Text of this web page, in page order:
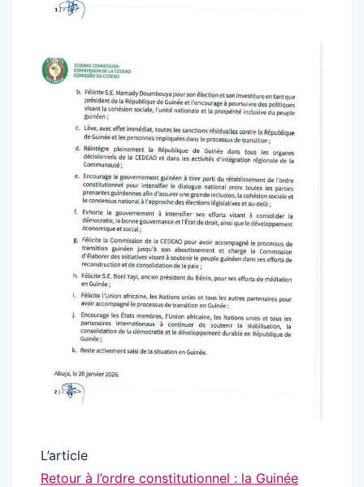
L’article
Retour à l’ordre constitutionnel : la Guinée